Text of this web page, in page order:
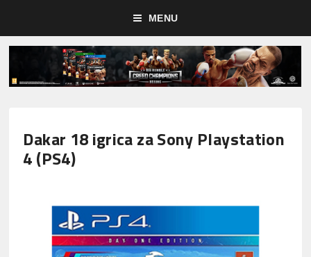
MENU
Dakar 18 igrica za Sony Playstation
4 (PS4)